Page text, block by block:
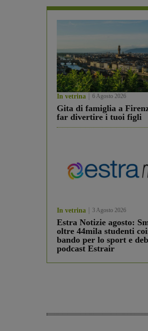
In vetrina 6 Agosto 2026
Gita di famiglia a
far divertire i tuoi figli
In vetrina 3 Agosto 2026
Estra Notizie agosto:
oltre 44mila studenti
bando per lo sport e
podcast Estrair